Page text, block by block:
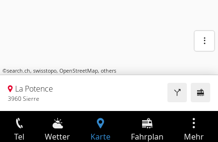
©search.ch, swisstopo, OpenStreetMap, others
La Potence
3960 Sierre
Tel Wetter Karte Fahrplan Mehr